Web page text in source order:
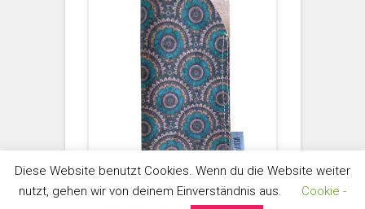
Diese Website benutzt Cookies. Wenn du die Website weiter
nutzt, gehen wir von deinem Einverständnis aus.
Cookie -